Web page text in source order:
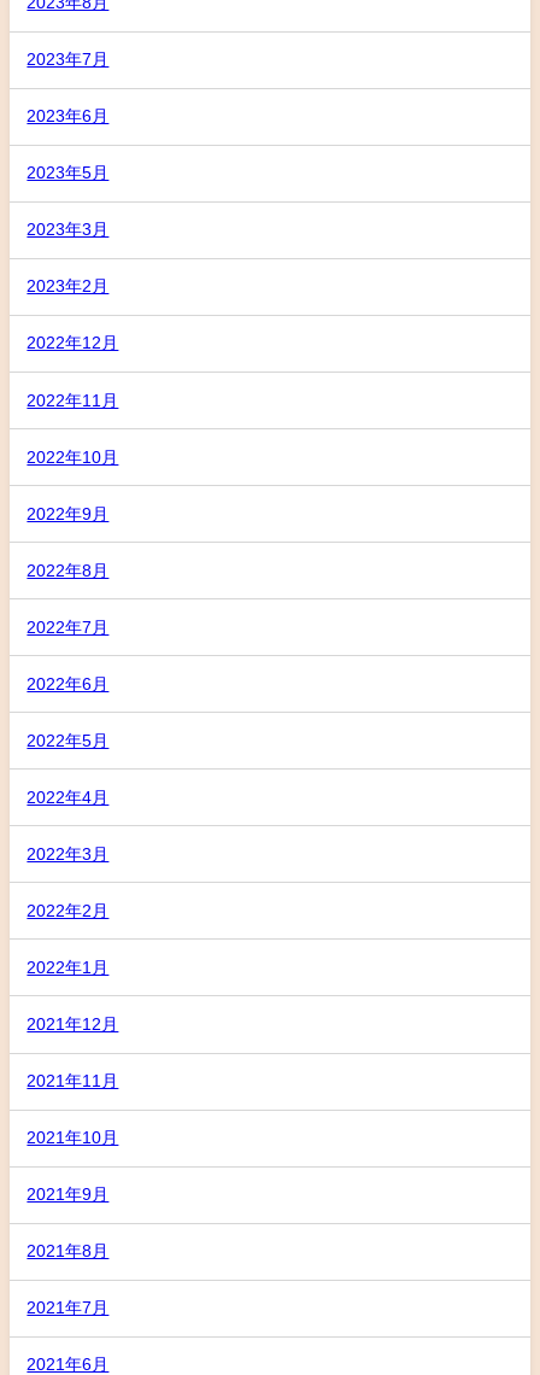
2023年7月
2023年6月
2023年5月
2023年3月
2023年2月
2022年12月
2022年11月
2022年10月
2022年9月
2022年8月
2022年7月
2022年6月
2022年5月
2022年4月
2022年3月
2022年2月
2022年1月
2021年12月
2021年11月
2021年10月
2021年9月
2021年8月
2021年7月
2021年6月